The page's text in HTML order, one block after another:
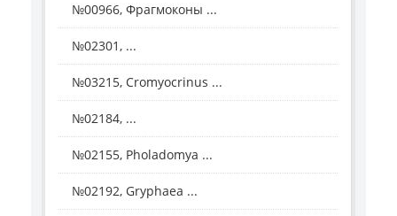
№00966, Фрагмоконы ...
№02301, ...
№03215, Cromyocrinus ...
№02184, ...
№02155, Pholadomya ...
№02192, Gryphaea ...